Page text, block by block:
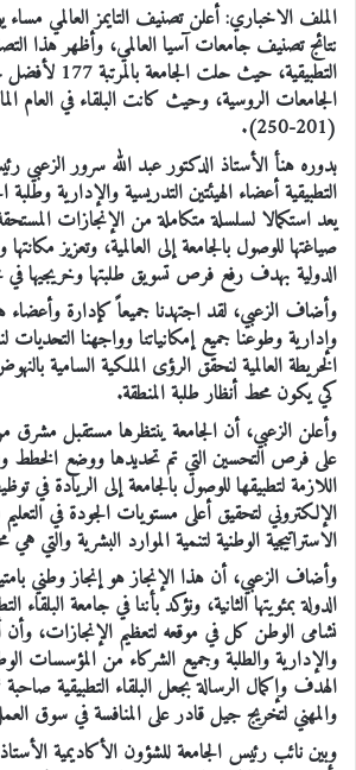
نتائج تصنيف جامعات آسيا العالمي، وأظهر هذا
التطبيقية، حيث
الجامعات الروسية، وحيث كانت البلقاء في العام
(201-250).
بدوره هنأ الأستاذ الدكتور عبد الله سرور الزعبي
التطبيقية أعضاء الهيئتين التدريسية والإدارية
يعد استكمالا لسلسلة متكاملة من الإنجازات
صياغتها للوصول بالجامعة إلى العالمية، وتعزيز
الدولية بهدف رفع فرص تسويق طلبتها وخريجيها في
وأضاف الزعبي، لقد اجتهدنا جميعاً كإدارة وأعضاء
وإدارية وطوعنا جميع إمكانياتنا وواجهنا
الخريطة العالمية لنحقق الرؤى الملكية السامية
كي يكون محط أنظار طلبة المنطقة.
وأعلن الزعبي، أن الجامعة ينتظرها مستقبل
على فرص التحسين التي تم تحديدها ووضع الخطط
اللازمة لتطبيقها للوصول بالجامعة إلى الريادة في
الإلكتروني لتحقيق أعلى مستويات الجودة في التعليم
الاستراتيجية الوطنية لتنمية الموارد البشرية والتي
وأضاف الزعبي، أن هذا الإنجاز هو إنجاز وطني
الدولة بمئويتها الثانية، ونؤكد بأننا في جامعة البلقاء
نشامى الوطن كل في موقعه لتعظيم الإنجازات، وأن
والإدارية والطلبة وجميع الشركاء من المؤسسات
الهدف وإكمال الرسالة بجعل البلقاء التطبيقية صاحبة
والمهني لتخريج جيل قادر على المنافسة في سوق
وبين نائب رئيس الجامعة للشؤون الأكاديمية